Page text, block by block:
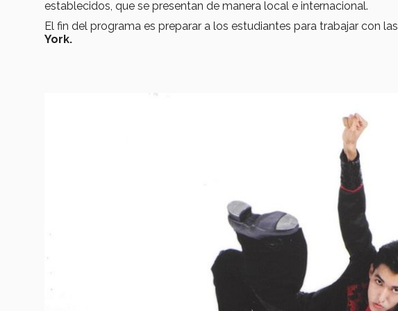
establecidos, que se presentan de manera local e internacional.
El fin del programa es preparar a los estudiantes para trabajar con las
York.